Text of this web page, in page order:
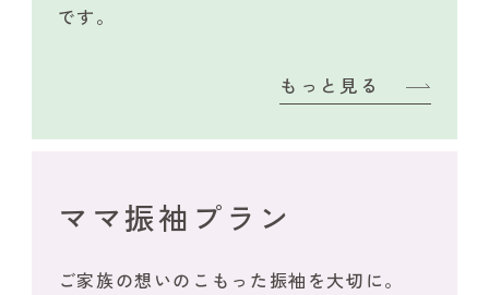
です。
もっと見る
ママ振袖プラン
ご家族の想いのこもった振袖を大切に。